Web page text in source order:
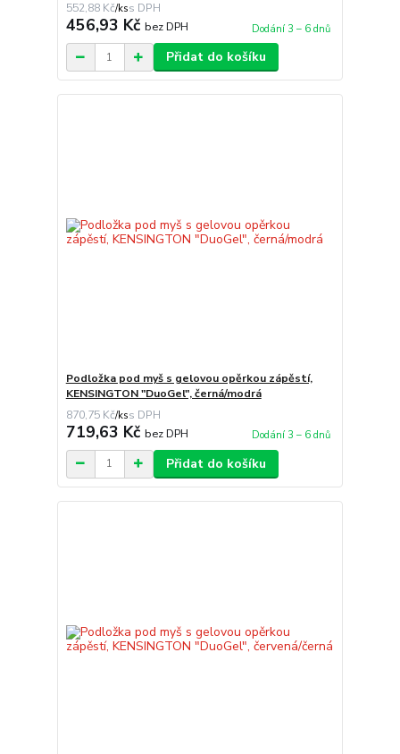
552,88 Kč/ks
456,93 Kč bez DPH Dodání 3 – 6 dnů
Přidat do košíku
Podložka pod myš s gelovou opěrkou zápěstí,
KENSINGTON "DuoGel", černá/modrá
870,75 Kč/ks
719,63 Kč bez DPH Dodání 3 – 6 dnů
Přidat do košíku